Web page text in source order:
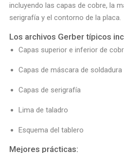
incluyendo las capas de cobre, la
serigrafía y el contorno de la placa.
Los archivos Gerber típicos
Capas superior e inferior de
Capas de máscara de soldadura
Capas de serigrafía
Lima de taladro
Esquema del tablero
Mejores prácticas: